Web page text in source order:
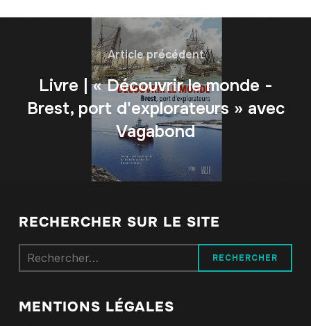
Article précédent
Livre | « Découvrir le monde -
Brest, port d'explorateurs » avec
Vagabond
RECHERCHER SUR LE SITE
Rechercher :
MENTIONS LÉGALES